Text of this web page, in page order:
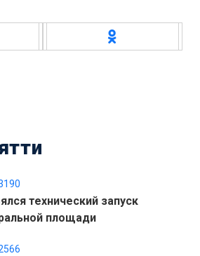
технический запуск
площади